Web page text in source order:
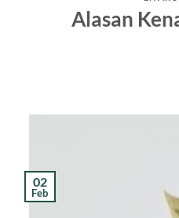
Alasan
02
Feb